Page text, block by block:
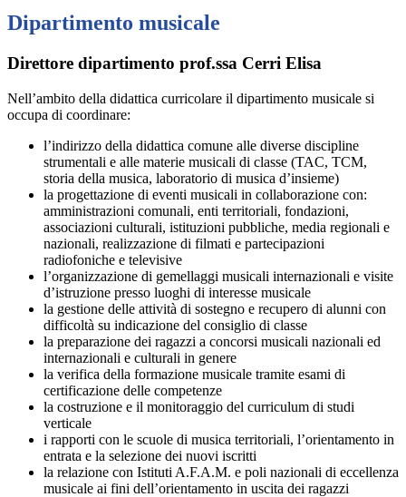
Dipartimento musicale
Direttore dipartimento prof.ssa Cerri Elisa
Nell’ambito della didattica curricolare il dipartimento musicale si
occupa di coordinare:
l’indirizzo della didattica comune alle diverse discipline
strumentali e alle materie musicali di classe (TAC, TCM,
storia della musica, laboratorio di musica d’insieme)
la progettazione di eventi musicali in collaborazione con:
amministrazioni comunali, enti territoriali, fondazioni,
associazioni culturali, istituzioni pubbliche, media regionali e
nazionali, realizzazione di filmati e partecipazioni
radiofoniche e televisive
l’organizzazione di gemellaggi musicali internazionali e visite
d’istruzione presso luoghi di interesse musicale
la gestione delle attività di sostegno e recupero di alunni con
difficoltà su indicazione del consiglio di classe
la preparazione dei ragazzi a concorsi musicali nazionali ed
internazionali e culturali in genere
la verifica della formazione musicale tramite esami di
certificazione delle competenze
la costruzione e il monitoraggio del curriculum di studi
verticale
i rapporti con le scuole di musica territoriali, l’orientamento in
entrata e la selezione dei nuovi iscritti
la relazione con Istituti A.F.A.M. e poli nazionali di eccellenza
musicale ai fini dell’orientamento in uscita dei ragazzi